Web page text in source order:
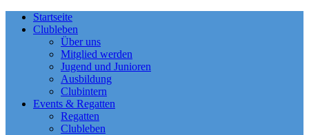
Startseite
Clubleben
Über uns
Mitglied werden
Jugend und Junioren
Ausbildung
Clubintern
Events & Regatten
Regatten
Clubleben